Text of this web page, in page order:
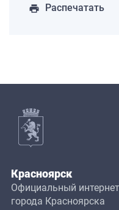
print Распечатать
Красноярск
Официальный
города Красноярска